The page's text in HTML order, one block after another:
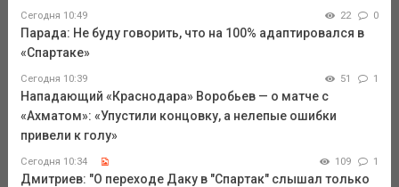
Сегодня 10:49 22 0
Парада: Не буду говорить, что на 100% адаптировался в
«Спартаке»
Сегодня 10:39 51 1
Нападающий «Краснодара» Воробьев — о матче с
«Ахматом»: «Упустили концовку, а нелепые ошибки
привели к голу»
Сегодня 10:34 109 1
Дмитриев: "О переходе Даку в "Спартак" слышал только